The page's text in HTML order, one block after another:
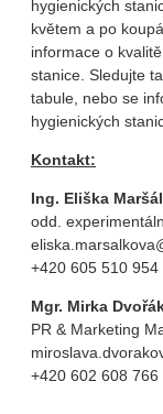
hygienických
květem a po
informace o
stanice. Sledujte
tabule, nebo se
hygienických
Kontakt:
Ing. Eliška
odd.
+420 605 510
Mgr. Mirka
PR & Marketing
+420 602 608 766